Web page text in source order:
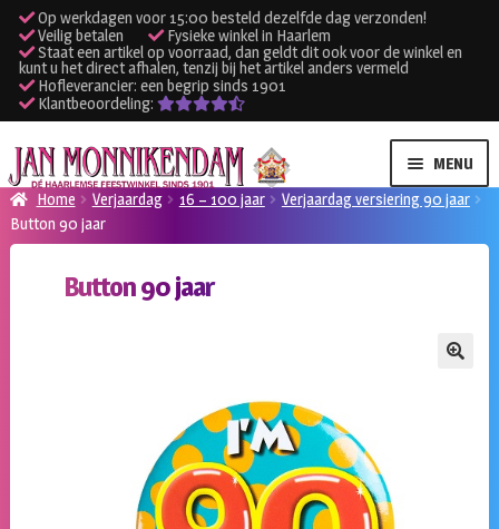
Op werkdagen voor 15:00 besteld dezelfde dag verzonden!
Veilig betalen
Fysieke winkel in Haarlem
Staat een artikel op voorraad, dan geldt dit ook voor de winkel en
kunt u het direct afhalen, tenzij bij het artikel anders vermeld
Hofleverancier: een begrip sinds 1901
Klantbeoordeling:
Ga
door
naar
navigatie
Ga
naar
de
inhoud
MENU
Verhuur kleding
Verhuur apparatuur
Home Verjaardag 16 – 100 jaar
Verjaardag versiering 90 jaar
Button 90 jaar
Button 90 jaar